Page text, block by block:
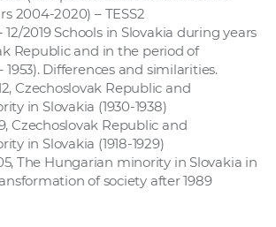
2004-2020) – TESS2
12/2019 Schools in Slovakia during years
Republic and in the period of
1953). Differences and similarities.
Czechoslovak Republic and
in Slovakia (1930-1938)
Czechoslovak Republic and
in Slovakia (1918-1929)
The Hungarian minority in Slovakia in
of society after 1989